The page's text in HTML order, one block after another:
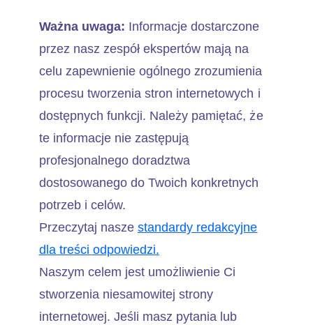
Ważna uwaga: Informacje dostarczone
przez nasz zespół ekspertów mają na
celu zapewnienie ogólnego zrozumienia
procesu tworzenia stron internetowych i
dostępnych funkcji. Należy pamiętać, że
te informacje nie zastępują
profesjonalnego doradztwa
dostosowanego do Twoich konkretnych
potrzeb i celów.
Przeczytaj nasze standardy redakcyjne
dla treści odpowiedzi.
Naszym celem jest umożliwienie Ci
stworzenia niesamowitej strony
internetowej. Jeśli masz pytania lub